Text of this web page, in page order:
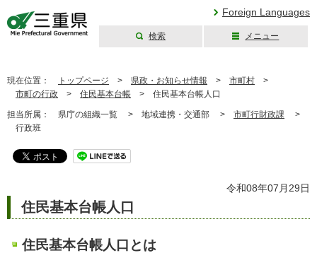
Foreign Languages
検索 メニュー
現在位置： トップページ > 県政・お知らせ情報 > 市町村 >
市町の行政 > 住民基本台帳 > 住民基本台帳人口
担当所属： 県庁の組織一覧 > 地域連携・交通部 > 市町行財政課 >
行政班
令和08年07月29日
住民基本台帳人口
住民基本台帳人口とは